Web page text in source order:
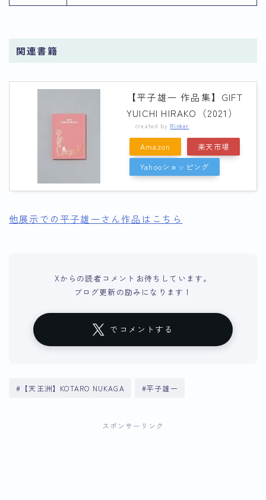
関連書籍
【平子雄一 作品集】GIFT
YUICHI HIRAKO（2021）
created by Rinker
Amazon
楽天市場
Yahooショッピング
他展示での平子雄一さん作品はこちら
Xからの読者コメントお待ちしています。
ブログ更新の励みになります！
でコメントする
#【天王洲】KOTARO NUKAGA #平子雄一
スポンサーリンク